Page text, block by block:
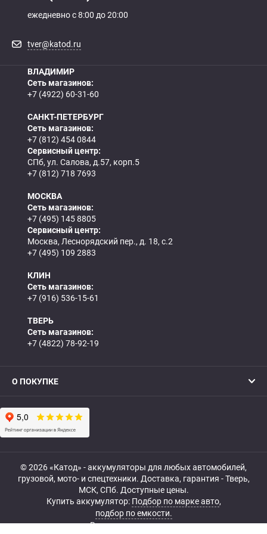
ежедневно с 8:00 до 20:00
tver@katod.ru
ВЛАДИМИР
Сеть магазинов:
+7 (4922) 60-31-60
САНКТ-ПЕТЕРБУРГ
Сеть магазинов:
+7 (812) 454 0844
Сервисный центр:
СПб, ул. Салова, д.57, корп.5
+7 (812) 718 7693
МОСКВА
Сеть магазинов:
+7 (495) 145 8805
Сервисный центр:
Москва, Леснорядский пер., д. 18, с.2
+7 (495) 109 2883
КЛИН
Сеть магазинов:
+7 (916) 536-15-61
ТВЕРЬ
Сеть магазинов:
+7 (4822) 78-92-19
О ПОКУПКЕ
© 2026 «Катод» - аккумуляторы для любых автомобилей,
грузовой, мото- и спецтехники. Доставка, гарантия - Тверь,
МСК, СПб. Доступные цены.
Купить аккумулятор: Подбор по марке авто,
подбор по емкости.
Все права защищены.